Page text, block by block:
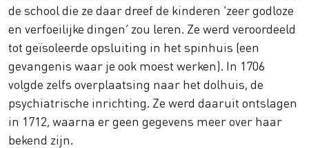
de school die ze daar dreef de kinderen ‘zeer godloze
en verfoeilijke dingen’ zou leren. Ze werd veroordeeld
tot geïsoleerde opsluiting in het spinhuis (een
gevangenis waar je ook moest werken). In 1706
volgde zelfs overplaatsing naar het dolhuis, de
psychiatrische inrichting. Ze werd daaruit ontslagen
in 1712, waarna er geen gegevens meer over haar
bekend zijn.